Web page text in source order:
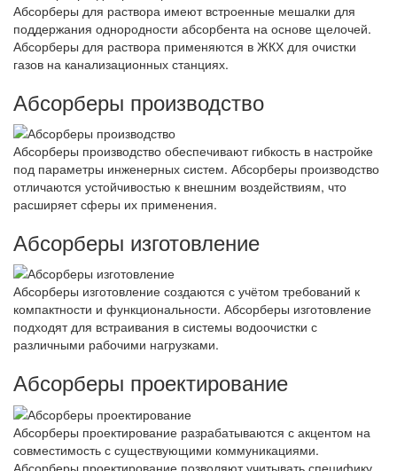
Абсорберы для раствора имеют встроенные мешалки для
поддержания однородности абсорбента на основе щелочей.
Абсорберы для раствора применяются в ЖКХ для очистки
газов на канализационных станциях.
Абсорберы производство
Абсорберы производство обеспечивают гибкость в настройке
под параметры инженерных систем. Абсорберы производство
отличаются устойчивостью к внешним воздействиям, что
расширяет сферы их применения.
Абсорберы изготовление
Абсорберы изготовление создаются с учётом требований к
компактности и функциональности. Абсорберы изготовление
подходят для встраивания в системы водоочистки с
различными рабочими нагрузками.
Абсорберы проектирование
Абсорберы проектирование разрабатываются с акцентом на
совместимость с существующими коммуникациями.
Абсорберы проектирование позволяют учитывать специфику